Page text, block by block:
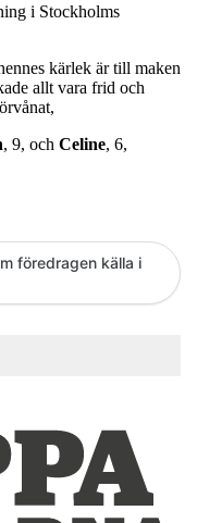
i Stockholms
kärlek är till maken
allt vara frid och
, 9, och Celine, 6,
föredragen källa i